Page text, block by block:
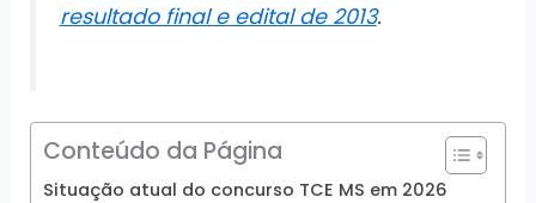
resultado final e edital de 2013.
Conteúdo da Página
Situação atual do concurso TCE MS em 2026